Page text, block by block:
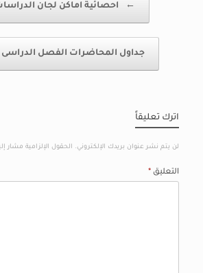
← احصائية اماكن لجان
جداول المحاضرات الفصل الدراسى
اترك تعليقاً
لن يتم نشر عنوان بريدك الإلكتروني. الحقول الإلزامية مشار
التعليق *